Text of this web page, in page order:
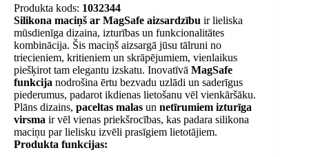
Produkta kods: 1032344
Silikona maciņš ar MagSafe aizsardzību ir lieliska
mūsdienīga dizaina, izturības un funkcionalitātes
kombinācija. Šis maciņš aizsargā jūsu tālruni no
triecieniem, kritieniem un skrāpējumiem, vienlaikus
piešķirot tam elegantu izskatu. Inovatīvā MagSafe
funkcija nodrošina ērtu bezvadu uzlādi un saderīgus
piederumus, padarot ikdienas lietošanu vēl vienkāršāku.
Plāns dizains, paceltas malas un netīrumiem izturīga
virsma ir vēl vienas priekšrocības, kas padara silikona
maciņu par lielisku izvēli prasīgiem lietotājiem.
Produkta funkcijas: